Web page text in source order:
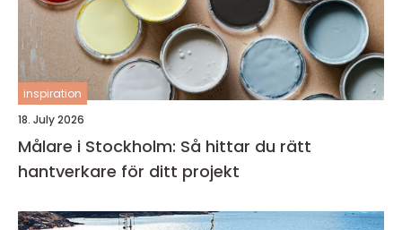
inspiration
18. July 2026
Målare i Stockholm: Så hittar du rätt
hantverkare för ditt projekt